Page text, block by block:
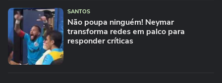
SANTOS
Não poupa ninguém! Neymar
transforma redes em palco para
responder críticas